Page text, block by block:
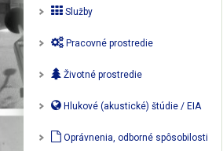
Služby
Pracovné prostredie
Životné prostredie
Hlukové (akustické) štúdie / EIA
Oprávnenia, odborné spôsobilosti